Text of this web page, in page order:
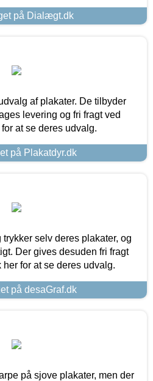
på Dialægt.dk
af plakater. De tilbyder
levering og fri fragt ved
at se deres udvalg.
på Plakatdyr.dk
selv deres plakater, og
Der gives desuden fri fragt
for at se deres udvalg.
på desaGraf.dk
på sjove plakater, men der